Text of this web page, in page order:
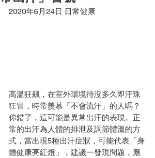
2020年6月24日 日常健康
高溫狂飆，在室外環境待沒多久即汗珠
狂冒，時常羨慕「不會流汗」的人嗎？
你錯了，這可能是異常出汗的表現。正
常的出汗為人體的排泄及調節體溫的方
式，當出現5種出汗症狀，可能代表「身
體健康亮紅燈」，建議一發現問題，應